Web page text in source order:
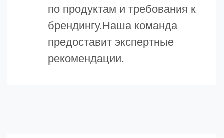
по продуктам и требования к
брендингу.Наша команда
предоставит экспертные
рекомендации.